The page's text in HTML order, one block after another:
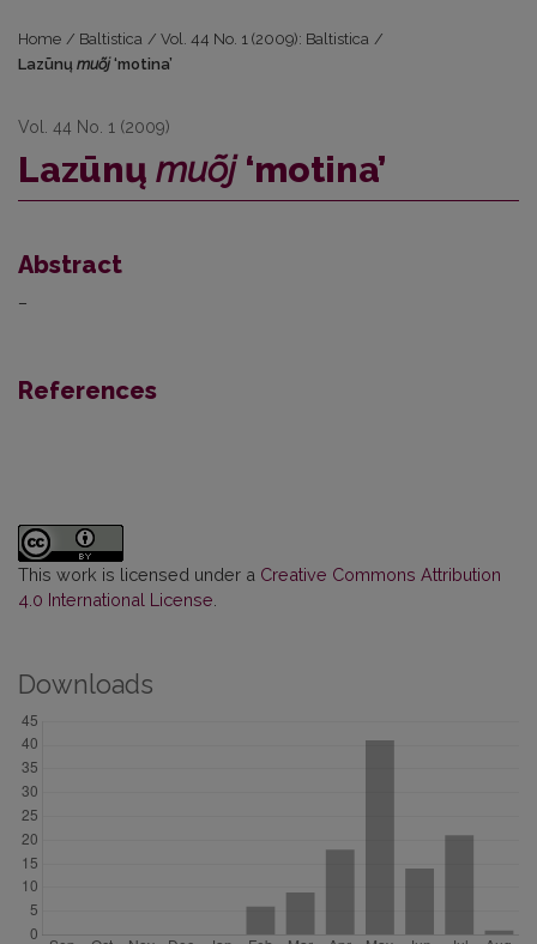
Home / Baltistica / Vol. 44 No. 1 (2009): Baltistica /
Lazūnų muõj‘motina’
Vol. 44 No. 1 (2009)
Lazūnų muõj‘motina’
Abstract
–
References
This work is licensed under a Creative Commons Attribution
4.0 International License.
Downloads